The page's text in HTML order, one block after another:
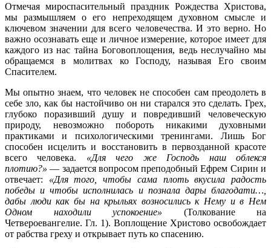
Отмечая мироспасительный праздник Рождества Христова,
мы размышляем о его непреходящем духовном смысле и
ключевом значении для всего человечества. И это верно. Но
важно осознавать еще и личное измерение, которое имеет для
каждого из нас тайна Боговоплощения, ведь неслучайно мы
обращаемся в молитвах ко Господу, называя Его своим
Спасителем.
Мы опытно знаем, что человек не способен сам преодолеть в
себе зло, как бы настойчиво он ни старался это сделать. Грех,
глубоко поразивший душу и повредивший человеческую
природу, невозможно побороть никакими духовными
практиками и психологическими тренингами. Лишь Бог
способен исцелить и восстановить в первозданной красоте
всего человека.
«Для чего же Господь наш облекся
плотию?» — задается вопросом преподобный Ефрем Сирин и
отвечает:
«Для того, чтобы сама плоть вкусила радость
победы и чтобы исполнилась и познала дары благодати…,
дабы люди как бы на крыльях возносились к Нему и в Нем
Одном находили успокоение»
(Толкование на
Четвероевангелие. Гл. 1). Воплощение Христово освобождает
от рабства греху и открывает путь ко спасению.